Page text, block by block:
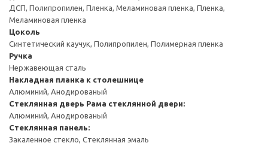
ДСП, Полипропилен, Пленка, Меламиновая пленка, Пленка,
Меламиновая пленка
Цоколь
Синтетический каучук, Полипропилен, Полимерная пленка
Ручка
Нержавеющая сталь
Накладная планка к столешнице
Алюминий, Анодированый
Стеклянная дверь Рама стеклянной двери:
Алюминий, Анодированый
Стеклянная панель:
Закаленное стекло, Стеклянная эмаль